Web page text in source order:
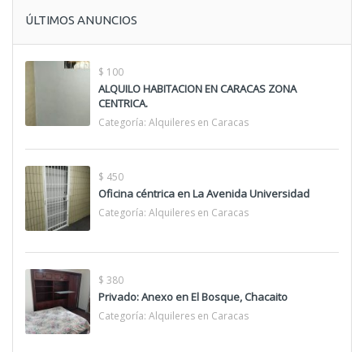
ÚLTIMOS ANUNCIOS
$ 100
ALQUILO HABITACION EN CARACAS ZONA
CENTRICA.
Categoría: Alquileres en Caracas
$ 450
Oficina céntrica en La Avenida Universidad
Categoría: Alquileres en Caracas
$ 380
Privado: Anexo en El Bosque, Chacaito
Categoría: Alquileres en Caracas